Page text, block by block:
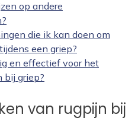
op andere
die ik kan doen om
een griep?
en effectief voor het
bij griep?
van rugpijn bij